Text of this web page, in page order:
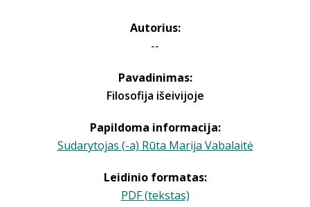
Autorius:
--
Pavadinimas:
Filosofija išeivijoje
Papildoma informacija:
Sudarytojas (-a) Rūta Marija Vabalaitė
Leidinio formatas:
PDF (tekstas)